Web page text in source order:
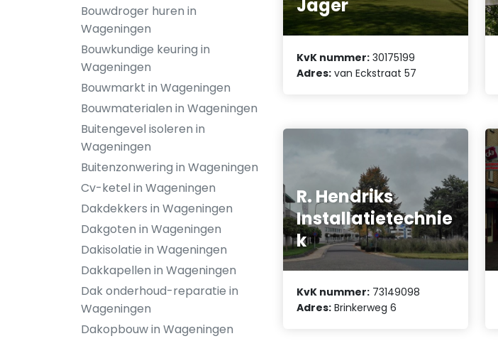
Bouwdroger huren in
Wageningen
Bouwkundige keuring in
Wageningen
Bouwmarkt in Wageningen
Bouwmaterialen in Wageningen
Buitengevel isoleren in
Wageningen
Buitenzonwering in Wageningen
Cv-ketel in Wageningen
Dakdekkers in Wageningen
Dakgoten in Wageningen
Dakisolatie in Wageningen
Dakkapellen in Wageningen
Dak onderhoud-reparatie in
Wageningen
Dakopbouw in Wageningen
Jager
KvK nummer: 30175199
Adres: van Eckstraat 57
R. Hendriks
Installatietechnie
k
KvK nummer: 73149098
Adres: Brinkerweg 6